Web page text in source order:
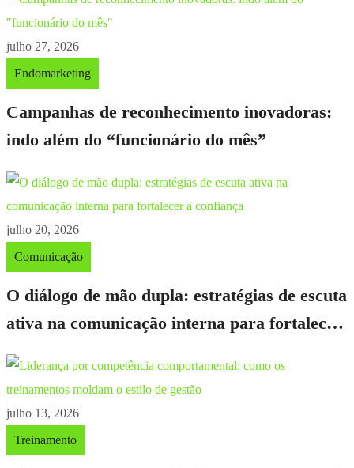
julho 27, 2026
Endomarketing
Campanhas de reconhecimento inovadoras:
indo além do “funcionário do mês”
julho 20, 2026
Comunicação
O diálogo de mão dupla: estratégias de escuta
ativa na comunicação interna para fortalecer
a confiança
julho 13, 2026
Treinamento